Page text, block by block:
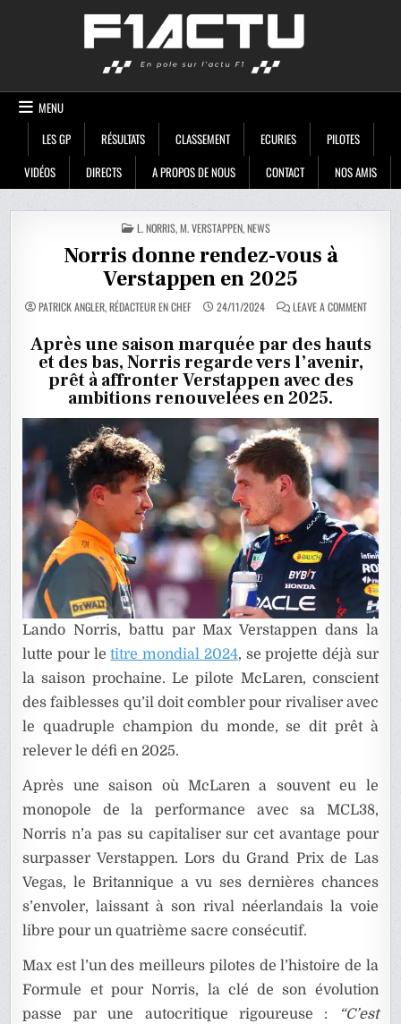
MENU
LES GP
RÉSULTATS CLASSEMENT ECURIES
PILOTES
VIDÉOS
DIRECTS A PROPOS DE NOUS CONTACT NOS AMIS
POSTED
IN
L. NORRIS,M. VERSTAPPEN,NEWS
Norris donne rendez-vous à
Verstappen en 2025
PATRICK ANGLER, RÉDACTEUR EN CHEF 24/11/2024 LEAVE A COMMENTON
RENDEZ-
VOUS
Après une saison marquée par des hauts
et des bas, Norris regarde vers l’avenir,
prêt à affronter Verstappen avec des
ambitions renouvelées en 2025.
Lando Norris, battu par Max Verstappen dans la
lutte pour letitre mondial 2024, se projette déjà sur
la saison prochaine. Le pilote McLaren, conscient
des faiblesses qu’il doit combler pour rivaliser avec
le quadruple champion du monde, se dit prêt à
relever le défi en 2025.
Après une saison où McLaren a souvent eu le
monopole de la performance avec sa MCL38,
Norris n’a pas su capitaliser sur cet avantage pour
surpasser Verstappen. Lors du Grand Prix de Las
Vegas, le Britannique a vu ses dernières chances
s’envoler, laissant à son rival néerlandais la voie
libre pour un quatrième sacre consécutif.
Max est l’un des meilleurs pilotes de l’histoire de la
Formule et pour Norris, la clé de son évolution
passe par une autocritique rigoureuse :
“C’est